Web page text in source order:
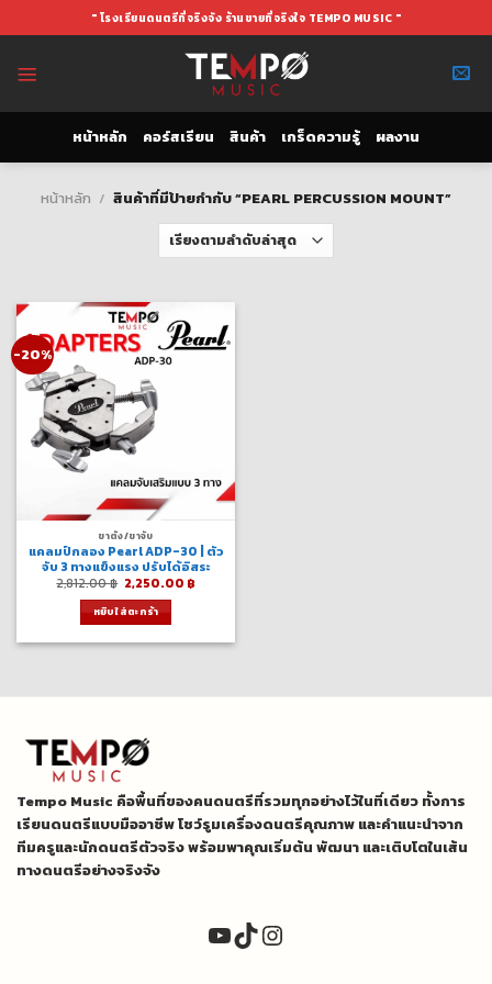
to
" โรงเรียนดนตรีที่จริงจัง ร้านขายที่จริงใจ TEMPO MUSIC "
หน้าหลัก คอร์สเรียน สินค้า เกร็ดความรู้ ผลงาน
หน้าหลัก / สินค้าที่มีป้ายกำกับ “PEARL PERCUSSION MOUNT”
-20%
ขาตั้ง/ขาจับ
แคลมป์กลอง Pearl ADP-30 | ตัว
จับ 3 ทางแข็งแรง ปรับได้อิสระ
2,812.00฿ Original
price
was:
2,812.00 ฿.
2,250.00 ฿Current
หยิบใส่ตะกร้า
Tempo Music คือพื้นที่ของคนดนตรีที่รวมทุกอย่างไว้ในที่เดียว ทั้งการ
เรียนดนตรีแบบมืออาชีพ โชว์รูมเครื่องดนตรีคุณภาพ และคำแนะนำจาก
ทีมครูและนักดนตรีตัวจริง พร้อมพาคุณเริ่มต้น พัฒนา และเติบโตในเส้น
ทางดนตรีอย่างจริงจัง
YouTube
TikTok
Instagram